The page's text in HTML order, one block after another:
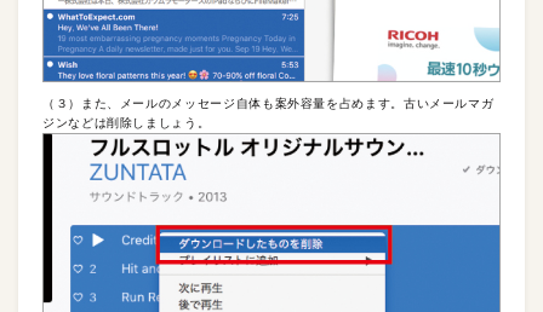
（３）また、メールのメッセージ自体も案外容量を占めます。古いメールマガ
ジンなどは削除しましょう。